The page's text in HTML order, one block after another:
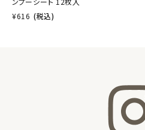
¥616 (税込)